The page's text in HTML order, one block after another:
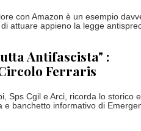
con Amazon è un esempio
attuare appieno la legge
Antifascista" :
Ferraris
Sps Cgil e Arci, ricorda lo storico
e banchetto informativo di